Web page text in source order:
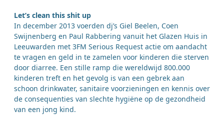
Let’s clean this shit up
In december 2013 voerden dj’s Giel Beelen, Coen
Swijnenberg en Paul Rabbering vanuit het Glazen Huis in
Leeuwarden met 3FM Serious Request actie om aandacht
te vragen en geld in te zamelen voor kinderen die sterven
door diarree. Een stille ramp die wereldwijd 800.000
kinderen treft en het gevolg is van een gebrek aan
schoon drinkwater, sanitaire voorzieningen en kennis over
de consequenties van slechte hygiëne op de gezondheid
van een jong kind.